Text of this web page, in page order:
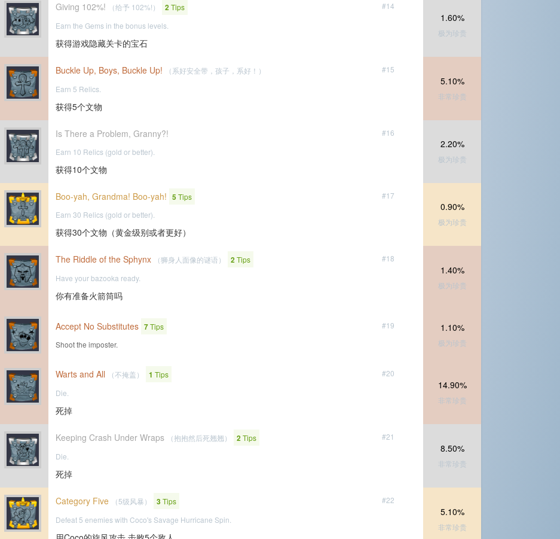
#14
Giving 102%! （给予 102%!） 2Tips
Earn the Gems in the bonus levels.
获得游戏隐藏关卡的宝石
1.60%
极为珍贵
#15
Buckle Up, Boys, Buckle Up!
（系好安全带，孩子，系好！）
Earn 5 Relics.
获得5个文物
5.10%
非常珍贵
#16
Is There a Problem, Granny?!
Earn 10 Relics (gold or better).
获得10个文物
2.20%
极为珍贵
#17
Boo-yah, Grandma! Boo-yah! 5Tips
Earn 30 Relics (gold or better).
获得30个文物（黄金级别或者更好）
0.90%
极为珍贵
#18
The Riddle of the Sphynx （狮身人面像的谜语） 2Tips
Have your bazooka ready.
你有准备火箭筒吗
1.40%
极为珍贵
#19
Accept No Substitutes 7Tips
Shoot the imposter.
1.10%
极为珍贵
#20
Warts and All （不掩盖） 1 Tips
Die.
死掉
14.90%
非常珍贵
#21
Keeping Crash Under Wraps （抱抱然后死翘翘） 2Tips
Die.
死掉
8.50%
非常珍贵
#22
Category Five （5级风暴） 3Tips
Defeat 5 enemies with Coco's Savage Hurricane Spin.
5.10%
非常珍贵